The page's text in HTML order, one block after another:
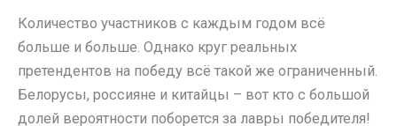
Количество участников с каждым годом всё
больше и больше. Однако круг реальных
претендентов на победу всё такой же ограниченный.
Белорусы, россияне и китайцы – вот кто с большой
долей вероятности поборется за лавры победителя!